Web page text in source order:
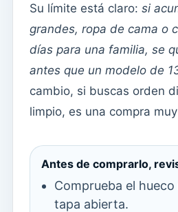
Su límite está claro: si
grandes, ropa de cama o
días para una familia, se
antes que un modelo de
cambio, si buscas orden
limpio, es una compra
Antes de comprarlo,
Comprueba el
tapa abierta.